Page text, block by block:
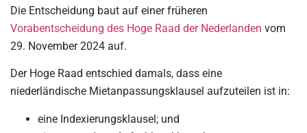
Die Entscheidung baut auf einer früheren
Vorabentscheidung des Hoge Raad der Nederlanden vom
29. November 2024 auf.
Der Hoge Raad entschied damals, dass eine
niederländische Mietanpassungsklausel aufzuteilen ist in:
eine Indexierungsklausel; und